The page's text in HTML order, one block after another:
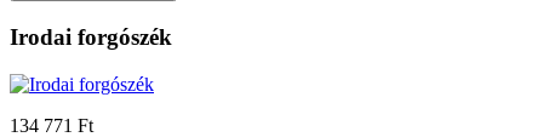
Irodai forgószék
134 771 Ft